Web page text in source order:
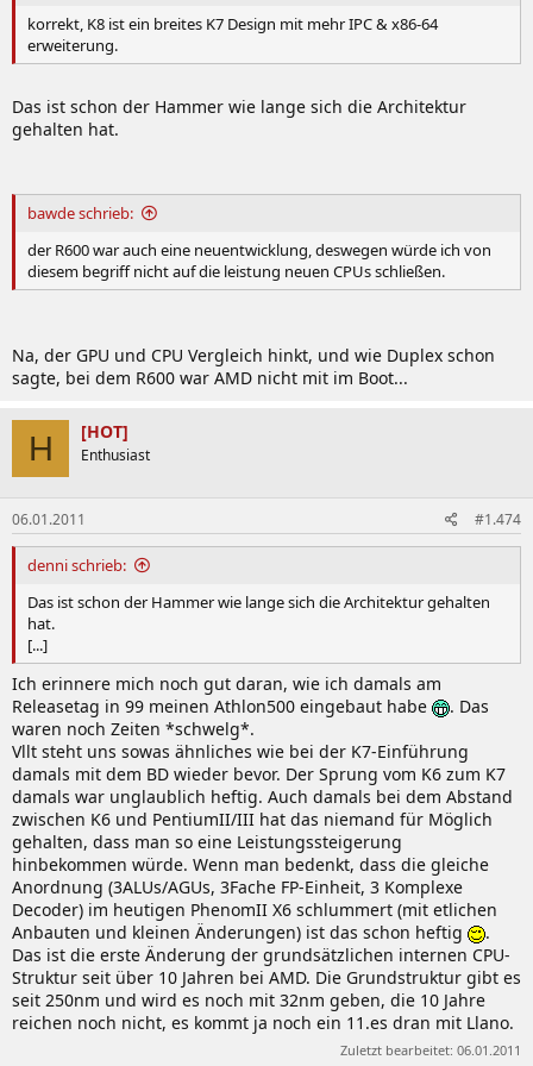
korrekt, K8 ist ein breites K7 Design mit mehr IPC & x86-64
erweiterung.
Das ist schon der Hammer wie lange sich die Architektur
gehalten hat.
bawde schrieb:
der R600 war auch eine neuentwicklung, deswegen würde ich von
diesem begriff nicht auf die leistung neuen CPUs schließen.
Na, der GPU und CPU Vergleich hinkt, und wie Duplex schon
sagte, bei dem R600 war AMD nicht mit im Boot...
H [HOT]
Enthusiast
06.01.2011 #1.474
denni schrieb:
Das ist schon der Hammer wie lange sich die Architektur gehalten
hat.
[...]
Ich erinnere mich noch gut daran, wie ich damals am
Releasetag in 99 meinen Athlon500 eingebaut habe
. Das
waren noch Zeiten *schwelg*.
Vllt steht uns sowas ähnliches wie bei der K7-Einführung
damals mit dem BD wieder bevor. Der Sprung vom K6 zum K7
damals war unglaublich heftig. Auch damals bei dem Abstand
zwischen K6 und PentiumII/III hat das niemand für Möglich
gehalten, dass man so eine Leistungssteigerung
hinbekommen würde. Wenn man bedenkt, dass die gleiche
Anordnung (3ALUs/AGUs, 3Fache FP-Einheit, 3 Komplexe
Decoder) im heutigen PhenomII X6 schlummert (mit etlichen
Anbauten und kleinen Änderungen) ist das schon heftig
.
Das ist die erste Änderung der grundsätzlichen internen CPU-
Struktur seit über 10 Jahren bei AMD. Die Grundstruktur gibt es
seit 250nm und wird es noch mit 32nm geben, die 10 Jahre
reichen noch nicht, es kommt ja noch ein 11.es dran mit Llano.
Zuletzt bearbeitet: 06.01.2011